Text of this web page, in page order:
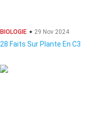
BIOLOGIE 29 Nov 2024
28 Faits Sur Plante En C3